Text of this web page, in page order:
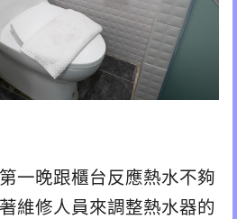
一晚跟櫃台反應熱水不夠
維修人員來調整熱水器的